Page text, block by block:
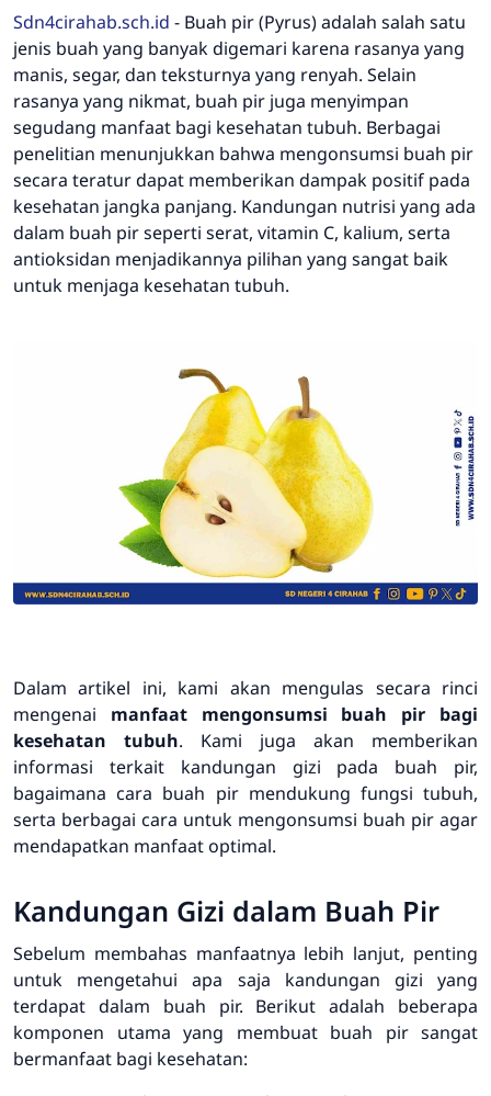
Sdn4cirahab.sch.id - Buah pir (Pyrus) adalah salah satu
jenis buah yang banyak digemari karena rasanya yang
manis, segar, dan teksturnya yang renyah. Selain
rasanya yang nikmat, buah pir juga menyimpan
segudang manfaat bagi kesehatan tubuh. Berbagai
penelitian menunjukkan bahwa mengonsumsi buah pir
secara teratur dapat memberikan dampak positif pada
kesehatan jangka panjang. Kandungan nutrisi yang ada
dalam buah pir seperti serat, vitamin C, kalium, serta
antioksidan menjadikannya pilihan yang sangat baik
untuk menjaga kesehatan tubuh.
Dalam artikel ini, kami akan mengulas secara rinci
mengenai manfaat mengonsumsi buah pir bagi
kesehatan tubuh. Kami juga akan memberikan
informasi terkait kandungan gizi pada buah pir,
bagaimana cara buah pir mendukung fungsi tubuh,
serta berbagai cara untuk mengonsumsi buah pir agar
mendapatkan manfaat optimal.
Kandungan Gizi dalam Buah Pir
Sebelum membahas manfaatnya lebih lanjut, penting
untuk mengetahui apa saja kandungan gizi yang
terdapat dalam buah pir. Berikut adalah beberapa
komponen utama yang membuat buah pir sangat
bermanfaat bagi kesehatan: